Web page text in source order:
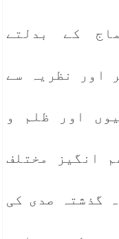
کے بدلتے
اور نظریہ سے
اور ظلم و
انگیز مختلف
گذشتہ صدی کی